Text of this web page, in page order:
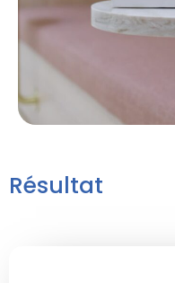
Résultat